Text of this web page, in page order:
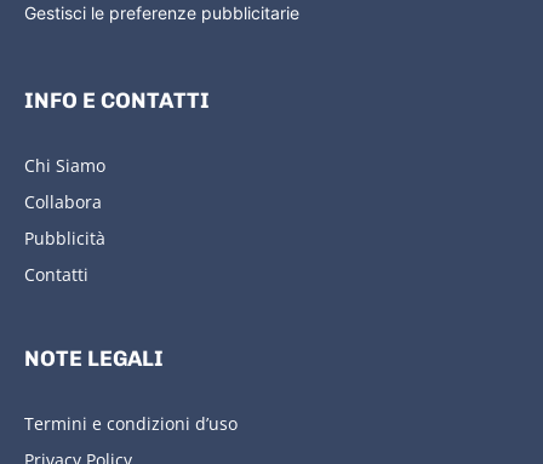
Gestisci le preferenze pubblicitarie
INFO E CONTATTI
Chi Siamo
Collabora
Pubblicità
Contatti
NOTE LEGALI
Termini e condizioni d’uso